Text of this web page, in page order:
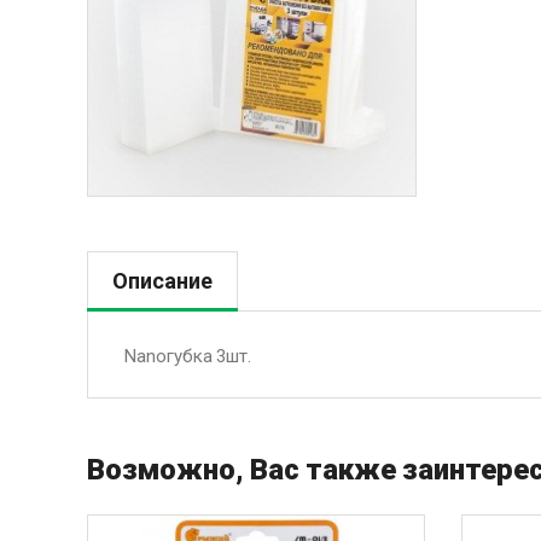
Описание
Nanoгубка 3шт.
Возможно, Вас также